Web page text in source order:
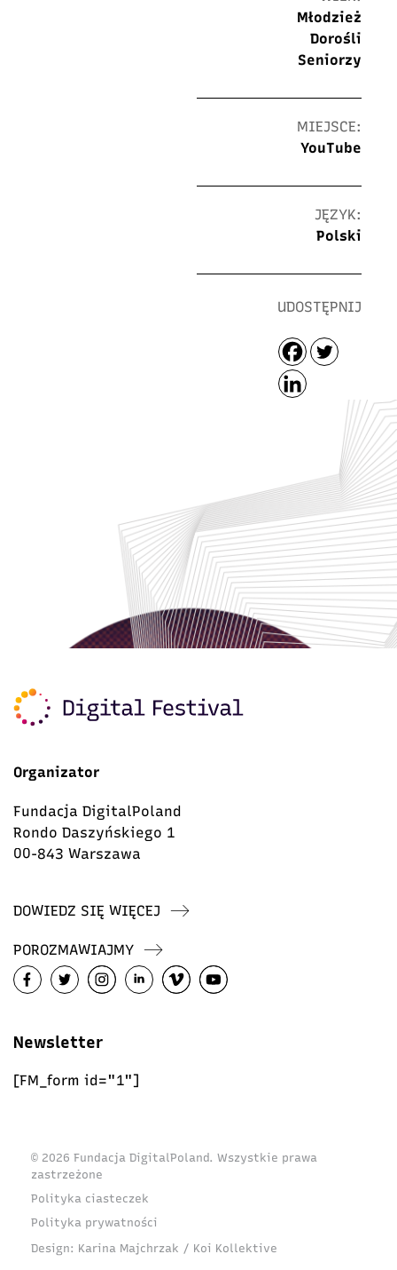
Młodzież
Dorośli
Seniorzy
MIEJSCE:
YouTube
JĘZYK:
Polski
UDOSTĘPNIJ
Organizator
Fundacja DigitalPoland
Rondo Daszyńskiego 1
00-843 Warszawa
DOWIEDZ SIĘ WIĘCEJ
POROZMAWIAJMY
Newsletter
[FM_form id="1"]
© 2026 Fundacja DigitalPoland. Wszystkie prawa
zastrzeżone
Polityka ciasteczek
Polityka prywatności
Design: Karina Majchrzak / Koi Kollektive